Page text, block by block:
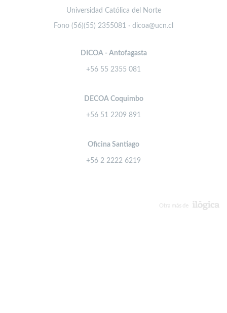
Universidad Católica del Norte
Fono (56)(55) 2355081 · dicoa@ucn.cl
DICOA - Antofagasta
+56 55 2355 081
DECOA Coquimbo
+56 51 2209 891
Oficina Santiago
+56 2 2222 6219